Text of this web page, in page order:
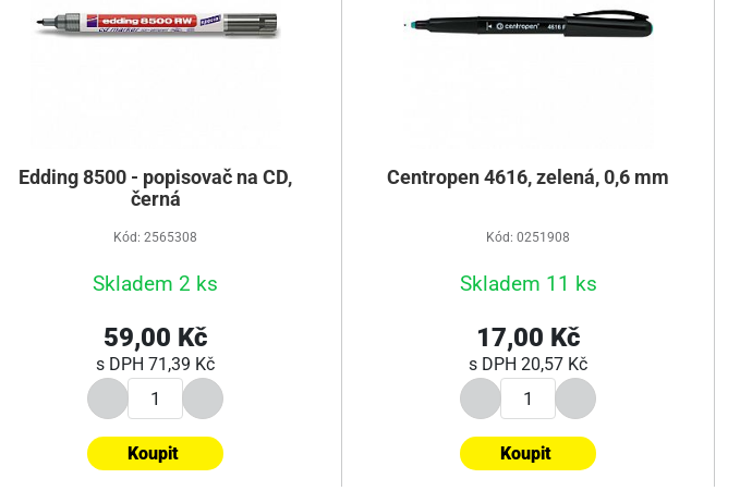
Edding 8500 - popisovač na CD,
černá
Kód: 2565308
Skladem 2 ks
59,00 Kč
s DPH 71,39 Kč
Koupit
Centropen 4616, zelená, 0,6 mm
Kód: 0251908
Skladem 11 ks
17,00 Kč
s DPH 20,57 Kč
Koupit